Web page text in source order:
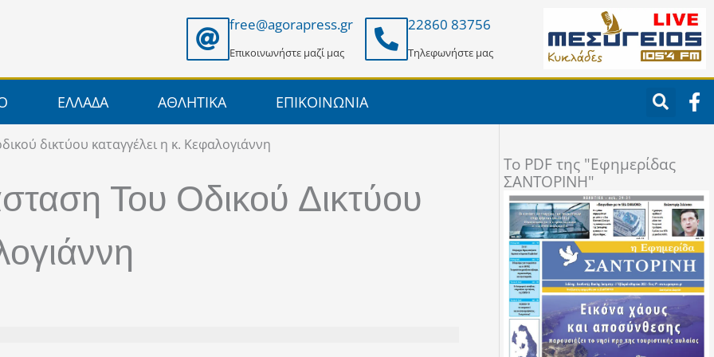
free@agorapress.gr
Επικοινωνήστε μαζί μας
22860 83756
Τηλεφωνήστε μας
ΕΛΛΑΔΑ ΑΘΛΗΤΙΚΑ ΕΠΙΚΟΙΝΩΝΙΑ F
a
c
o
k
-
f
δικτύου καταγγέλει η κ. Κεφαλογιάννη
Του Οδικού Δικτύου
To PDF της "Εφημερίδας
ΣΑΝΤΟΡΙΝΗ"